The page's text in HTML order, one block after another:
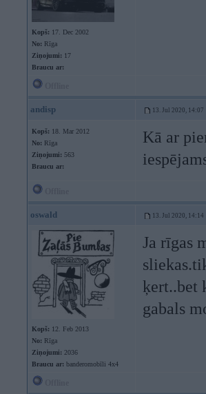
Kopš: 17. Dec 2002
No: Rīga
Ziņojumi: 17
Braucu ar:
andisp 13. Jul 2020, 14:07
Kopš: 18. Mar 2012
No: Rīga
Ziņojumi: 563
Braucu ar:
Kā ar
oswald 13. Jul 2020, 14:14
Kopš: 12. Feb 2013
No: Rīga
Ziņojumi: 2036
Braucu ar: banderomobīli 4x4
Ja rīgas
ķert..bet
gabals